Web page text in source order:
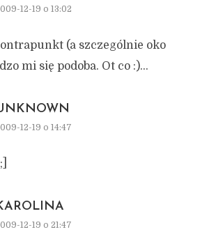
12-19 o 13:02
(a szczególnie oko
mi się podoba. Ot co :)…
12-19 o 14:47
12-19 o 21:47